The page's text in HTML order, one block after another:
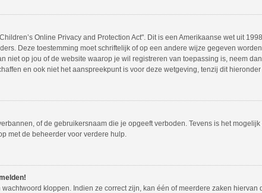
Online Privacy and Protection Act". Dit is een Amerikaanse wet uit
Deze toestemming moet schriftelijk of op een andere wijze gegeven
niet op jou of de website waarop je wil registreren van toepassing is, neem
en ook niet het aanspreekpunt is voor deze wetgeving, tenzij dit
of de gebruikersnaam die je opgeeft verboden. Tevens is het
met de beheerder voor verdere hulp.
kloppen. Indien ze correct zijn, kan één of meerdere zaken